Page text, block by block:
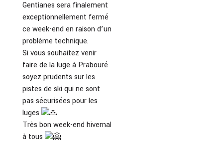
Gentianes sera finalement
exceptionnellement fermé
ce week-end en raison d’un
problème technique.
Si vous souhaitez venir
faire de la luge à Prabouré
soyez prudents sur les
pistes de ski qui ne sont
pas sécurisées pour les
luges
Très bon week-end hivernal
à tous